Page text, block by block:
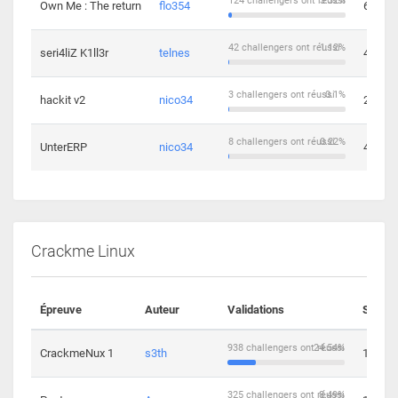
Own Me : The return flo354 6
seri4liZ K1ll3r telnes 1.12%
42 challengers ont réussi 4
hackit v2 nico34 0.1%
3 challengers ont réussi 2
UnterERP nico34 0.22%
8 challengers ont réussi 4
Crackme Linux
Épreuve Auteur Validations
CrackmeNux 1 s3th 24.54%
938 challengers ont réussi 14
8.49%
325 challengers ont réussi